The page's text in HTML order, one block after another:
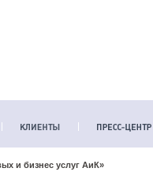
и бизнес услуг АиК»